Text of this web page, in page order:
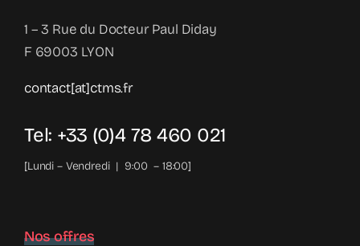
1 – 3 Rue du Docteur Paul Diday
F 69003 LYON
contact[at]ctms.fr
Tel: +33 (0)4 78 460 021
[Lundi – Vendredi | 9:00 – 18:00]
Nos offres